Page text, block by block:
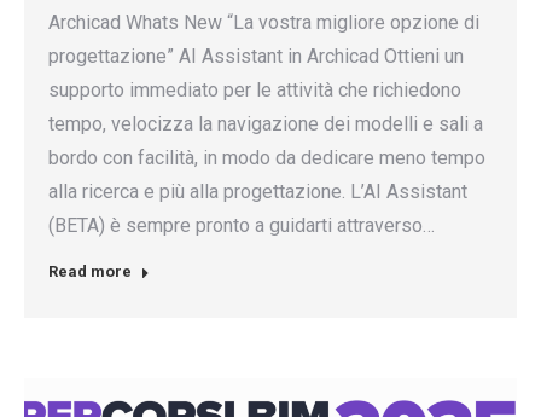
Archicad Whats New “La vostra migliore opzione di
progettazione” AI Assistant in Archicad Ottieni un
supporto immediato per le attività che richiedono
tempo, velocizza la navigazione dei modelli e sali a
bordo con facilità, in modo da dedicare meno tempo
alla ricerca e più alla progettazione. L’AI Assistant
(BETA) è sempre pronto a guidarti attraverso…
Read more